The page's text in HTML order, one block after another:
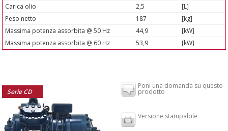
Carica olio
2,5
[L]
Peso netto
187
[kg]
Massima potenza assorbita @ 50 Hz
44,9
[kW]
Massima potenza assorbita @ 60 Hz
53,9 [kW]
Serie CD
Poni una domanda su questo
prodotto
Versione stampabile